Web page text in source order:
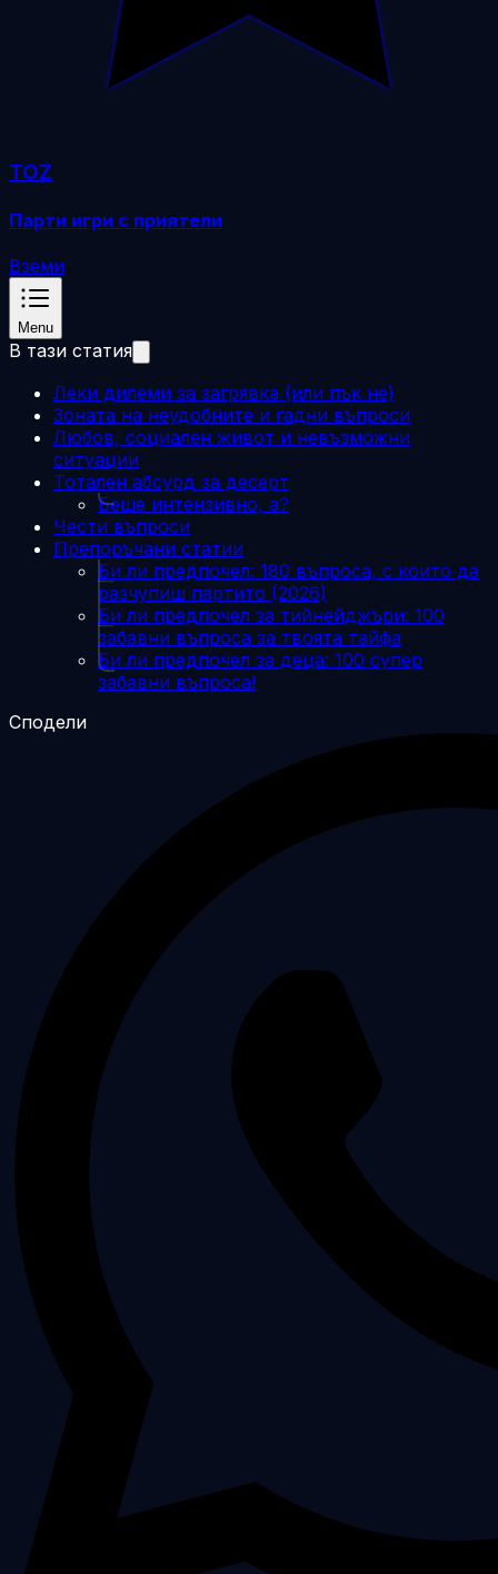
TOZ
Парти игри с приятели
Вземи
Menu
В тази статия
Леки дилеми за загрявка (или пък не)
Зоната на неудобните и гадни въпроси
Любов, социален живот и невъзможни
ситуации
Тотален абсурд за десерт
Беше интензивно, а?
Чести въпроси
Препоръчани статии
Би ли предпочел: 180 въпроса, с които да
разчупиш партито (2026)
Би ли предпочел за тийнейджъри: 100
забавни въпроса за твоята тайфа
Би ли предпочел за деца: 100 супер
забавни въпроса!
Сподели